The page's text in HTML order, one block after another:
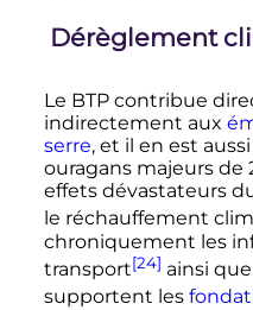
Dérèglement
Le BTP contribue
indirectement aux
serre, et il en est
ouragans majeurs de
effets dévastateurs
le réchauffement
chroniquement les
transport[24] ainsi
supportent les